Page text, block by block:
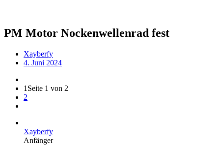
PM Motor Nockenwellenrad fest
Xayberfy
4. Juni 2024
1 Seite 1 von 2
2
Xayberfy
Anfänger